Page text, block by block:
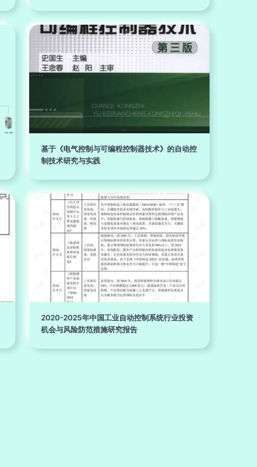
基于《电气控制与可编程控制器技术》的自动控
制技术研究与实践
2020-2025年中国工业自动控制系统行业投资
机会与风险防范措施研究报告